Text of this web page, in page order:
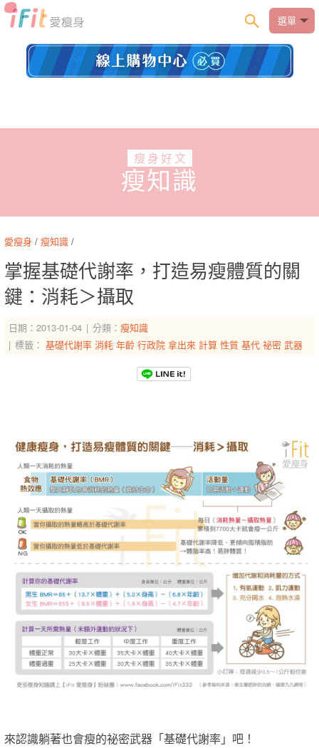
選單
瘦身好文
瘦知識
愛瘦身 / 瘦知識 /
掌握基礎代謝率，打造易瘦體質的關
鍵：消耗＞攝取
日期：2013-01-04 分類： 瘦知識
標籤： 基礎代謝率 消耗 年齡 行政院 拿出來 計算 性質 基代 祕密 武器
來認識躺著也會瘦的祕密武器「基礎代謝率」吧！